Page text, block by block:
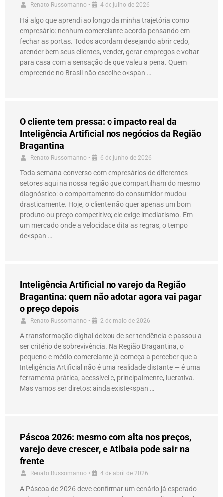
Renato Russomanno • 4 de julho de 2026
Há algo que aprendi ao longo da minha trajetória como
empresário: nenhum comerciante acorda pensando em
fechar as portas. Todos acordam desejando abrir cedo,
atender bem seus clientes, vender, gerar empregos e voltar
para casa com a sensação de que valeu a pena. Quem
empreende no Brasil não escolhe o<span …
O cliente tem pressa: o impacto real da
Inteligência Artificial nos negócios da Região
Bragantina
Renato Russomanno • 6 de junho de 2026
Toda semana converso com empresários de diferentes
setores aqui na nossa região que compartilham do mesmo
diagnóstico: o comportamento do consumidor mudou
drasticamente. Hoje, o cliente não quer apenas um bom
produto ou preço competitivo; ele exige imediatismo. Em
um mercado onde a velocidade dita as regras, o tempo
de<span …
Inteligência Artificial no varejo da Região
Bragantina: quem não adotar agora vai pagar
o preço depois
Renato Russomanno • 2 de maio de 2026
A transformação digital deixou de ser tendência e passou a
ser critério de sobrevivência. Na Região Bragantina, o
pequeno e médio comerciante já começa a perceber que a
Inteligência Artificial não é uma realidade distante — é uma
ferramenta prática, acessível e, principalmente, lucrativa.
Mas vamos ser diretos: ainda existe<span …
Páscoa 2026: mesmo com alta nos preços,
varejo deve crescer, e Atibaia pode sair na
frente
Renato Russomanno • 4 de abril de 2026
A Páscoa de 2026 deve confirmar um cenário já esperado